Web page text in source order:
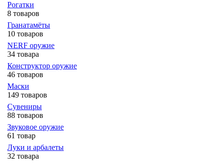
Рогатки
8 товаров
Гранатамёты
10 товаров
NERF оружие
34 товара
Конструктор оружие
46 товаров
Маски
149 товаров
Сувениры
88 товаров
Звуковое оружие
61 товар
Луки и арбалеты
32 товара